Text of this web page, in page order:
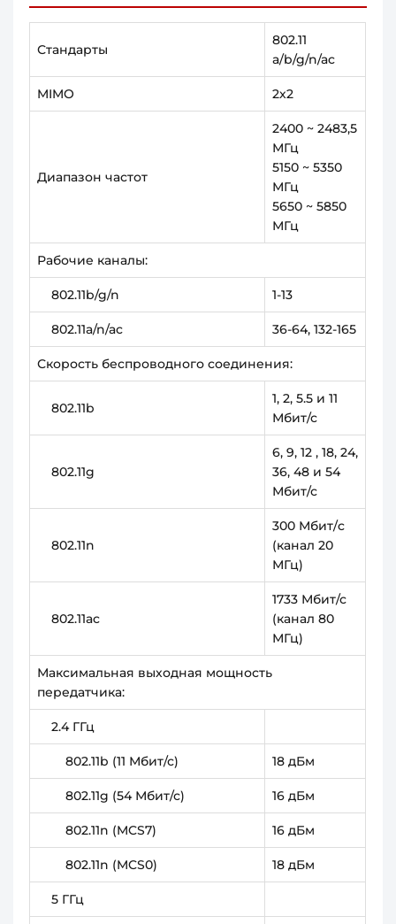
Стандарты
802.11
a/b/g/n/ac
MIMO 2х2
Диапазон частот
2400 ~ 2483,5
МГц
5150 ~ 5350
МГц
5650 ~ 5850
МГц
Рабочие каналы:
802.11b/g/n 1-13
802.11a/n/ac 36-64, 132-165
Скорость беспроводного соединения:
802.11b
1, 2, 5.5 и 11
Мбит/с
802.11g
6, 9, 12 , 18, 24,
36, 48 и 54
Мбит/с
802.11n
300 Мбит/c
(канал 20
МГц)
802.11ac
1733 Мбит/с
(канал 80
МГц)
Максимальная выходная мощность
передатчика:
2.4 ГГц
802.11b (11 Мбит/с) 18 дБм
802.11g (54 Мбит/с) 16 дБм
802.11n (MCS7) 16 дБм
802.11n (MCS0) 18 дБм
5 ГГц